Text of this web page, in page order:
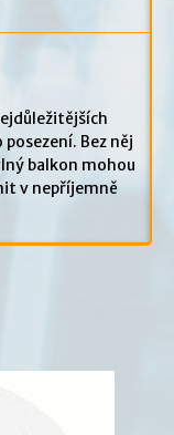
Bez něj
balkon mohou
v nepříjemně